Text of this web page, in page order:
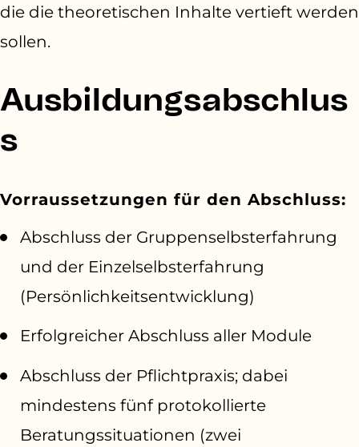
die die theoretischen Inhalte vertieft werden
sollen.
Ausbildungsabschlus
s
Vorraussetzungen für den Abschluss:
Abschluss der Gruppenselbsterfahrung
und der Einzelselbsterfahrung
(Persönlichkeitsentwicklung)
Erfolgreicher Abschluss aller Module
Abschluss der Pflichtpraxis; dabei
mindestens fünf protokollierte
Beratungssituationen (zwei